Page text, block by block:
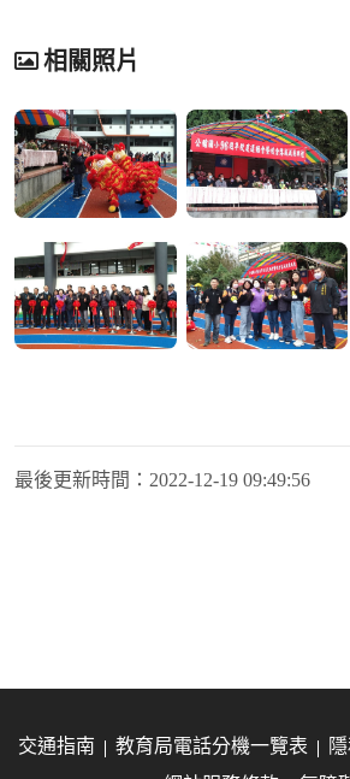
相關照片
最後更新時間： 2022-12-19 09:49:56
交通指南 教育局電話分機一覽表